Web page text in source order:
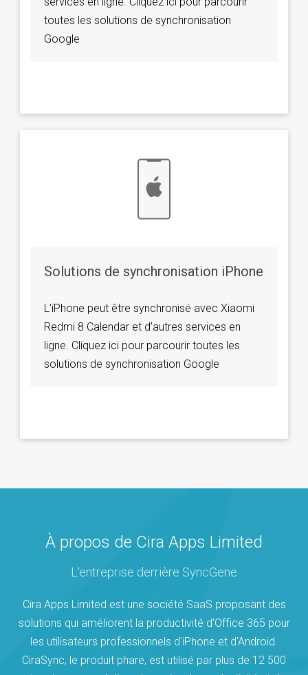
toutes les solutions de synchronisation
Google
Solutions de synchronisation iPhone
L’iPhone peut être synchronisé avec Xiaomi
Redmi 8 Calendar et d’autres services en
ligne. Cliquez ici pour parcourir toutes les
solutions de synchronisation Google
À propos de Cira Apps Limited
L'entreprise derrière SyncGene
Cira Apps Limited est une société SaaS proposant des
solutions qui améliorent la productivité d'Office 365 pour
les utilisateurs professionnels d'iPhone et d'Android.
CiraSync, le produit phare, est utilisé par plus de 12 500